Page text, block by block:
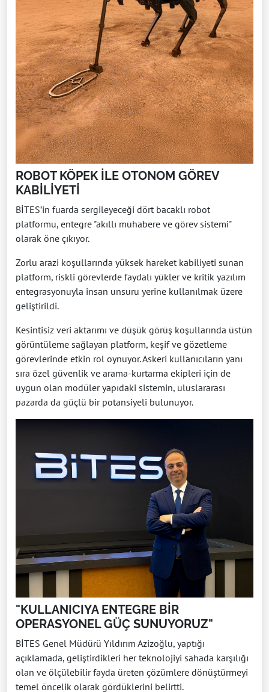
ROBOT KÖPEK İLE OTONOM GÖREV
KABİLİYETİ
BİTES’in fuarda sergileyeceği dört bacaklı robot
platformu, entegre "akıllı muhabere ve görev sistemi"
olarak öne çıkıyor.
Zorlu arazi koşullarında yüksek hareket kabiliyeti sunan
platform, riskli görevlerde faydalı yükler ve kritik yazılım
entegrasyonuyla insan unsuru yerine kullanılmak üzere
geliştirildi.
Kesintisiz veri aktarımı ve düşük görüş koşullarında üstün
görüntüleme sağlayan platform, keşif ve gözetleme
görevlerinde etkin rol oynuyor. Askeri kullanıcıların yanı
sıra özel güvenlik ve arama-kurtarma ekipleri için de
uygun olan modüler yapıdaki sistemin, uluslararası
pazarda da güçlü bir potansiyeli bulunuyor.
"KULLANICIYA ENTEGRE BİR
OPERASYONEL GÜÇ SUNUYORUZ"
BİTES Genel Müdürü Yıldırım Azizoğlu, yaptığı
açıklamada, geliştirdikleri her teknolojiyi sahada karşılığı
olan ve ölçülebilir fayda üreten çözümlere dönüştürmeyi
temel öncelik olarak gördüklerini belirtti.